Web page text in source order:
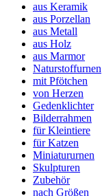
aus Keramik
aus Porzellan
aus Metall
aus Holz
aus Marmor
Naturstoffurnen
mit Pfötchen
von Herzen
Gedenklichter
Bilderrahmen
für Kleintiere
für Katzen
Miniatururnen
Skulpturen
Zubehör
nach Größen